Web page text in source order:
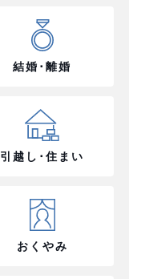
結婚･離婚
引越し･住まい
おくやみ